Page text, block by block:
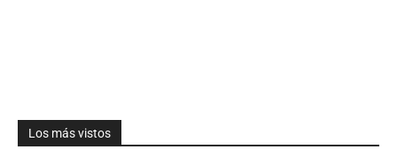
Los más vistos